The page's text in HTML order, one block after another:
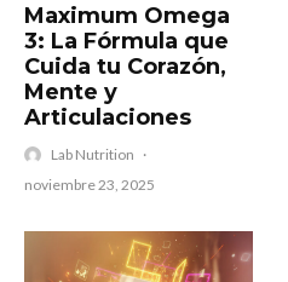
Maximum Omega
3: La Fórmula que
Cuida tu Corazón,
Mente y
Articulaciones
Lab Nutrition ·
noviembre 23, 2025